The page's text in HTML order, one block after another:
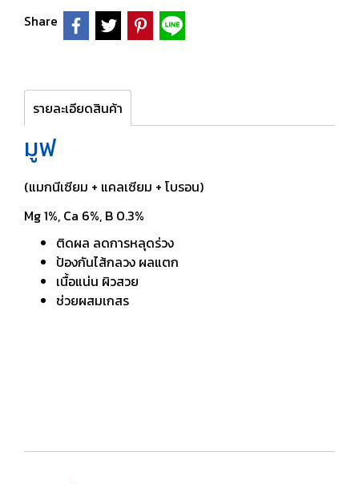
Share
รายละเอียดสินค้า
มูฟ
(แมกนีเซียม + แคลเซียม + โบรอน)
Mg 1%, Ca 6%, B 0.3%
ติดผล ลดการหลุดร่วง
ป้องกันไส้กลวง ผลแตก
เนื้อแน่น ผิวสวย
ช่วยผสมเกสร